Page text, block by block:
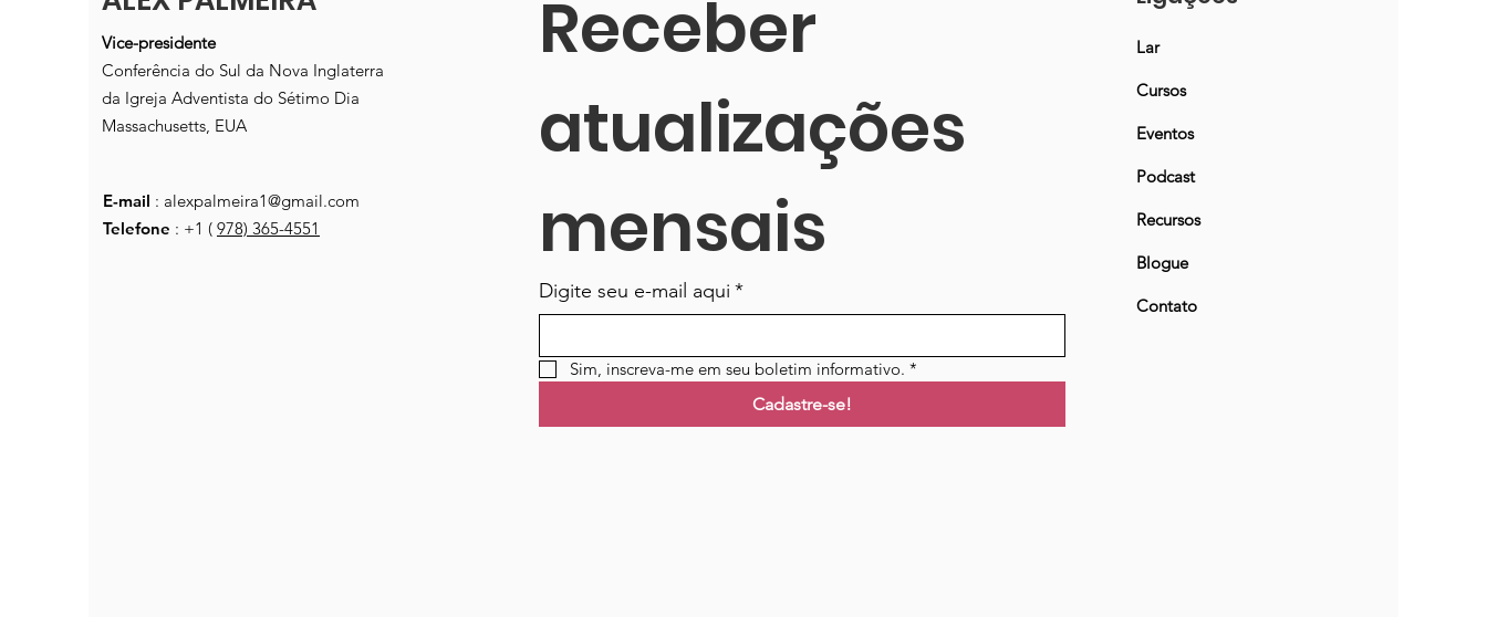
Vice-presidente
Conferência do Sul da Nova Inglaterra
da Igreja Adventista do Sétimo Dia
Massachusetts, EUA
E-mail : alexpalmeira1@gmail.com
Telefone : +1 ( 978) 365-4551
Receber
atualizações
mensais
Digite seu e-mail aqui *
Sim, inscreva-me em seu boletim informativo. *
Cadastre-se!
Lar
Cursos
Eventos
Podcast
Recursos
Blogue
Contato